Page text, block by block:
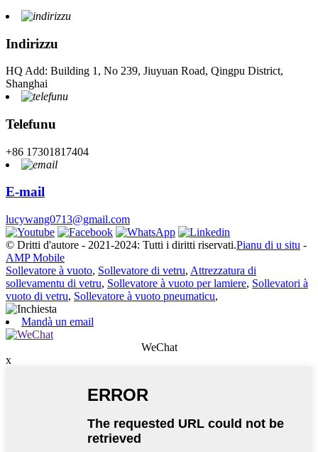
Indirizzu
HQ Add: Building 1, No 239, Jiuyuan Road, Qingpu District,
Shanghai
Telefunu
+86 17301817404
E-mail
lucywang0713@gmail.com
© Dritti d'autore - 2021-2024: Tutti i diritti riservati.Pianu di u situ -
AMP Mobile
Sollevatore à vuoto, Sollevatore di vetru, Attrezzatura di
sollevamentu di vetru, Sollevatore à vuoto per lamiere, Sollevatori à
vuoto di vetru, Sollevatore à vuoto pneumaticu,
Mandà un email
WeChat
x